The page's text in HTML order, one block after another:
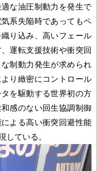
な油圧制動力を発生で
系失陥時であってもペ
り込み、高いフェール
運転支援技術や衝突回
制動力発生が求められ
り緻密にコントロール
を駆動する世界初の方
感のない回生協調制御
よる高い衝突回避性能
している。